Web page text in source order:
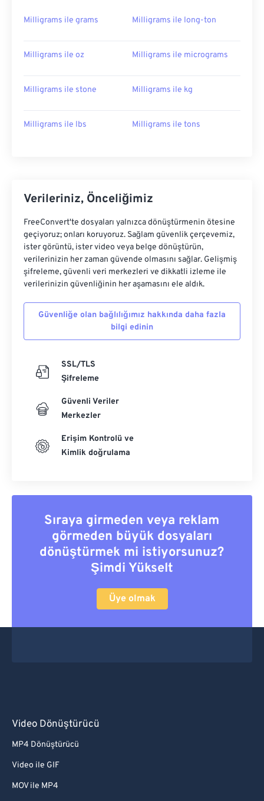
Milligrams ile grams Milligrams ile long-ton
Milligrams ile oz Milligrams ile micrograms
Milligrams ile stone Milligrams ile kg
Milligrams ile lbs Milligrams ile tons
Verileriniz, Önceliğimiz
FreeConvert'te dosyaları yalnızca dönüştürmenin ötesine
geçiyoruz; onları koruyoruz. Sağlam güvenlik çerçevemiz,
ister görüntü, ister video veya belge dönüştürün,
verilerinizin her zaman güvende olmasını sağlar. Gelişmiş
şifreleme, güvenli veri merkezleri ve dikkatli izleme ile
verilerinizin güvenliğinin her aşamasını ele aldık.
Güvenliğe olan bağlılığımız hakkında daha fazla
bilgi edinin
SSL/TLS
Şifreleme
Güvenli Veriler
Merkezler
Erişim Kontrolü ve
Kimlik doğrulama
Sıraya girmeden veya reklam
görmeden büyük dosyaları
dönüştürmek mi istiyorsunuz?
Şimdi Yükselt
Üye olmak
Video Dönüştürücü
MP4 Dönüştürücü
Video ile GIF
MOV ile MP4